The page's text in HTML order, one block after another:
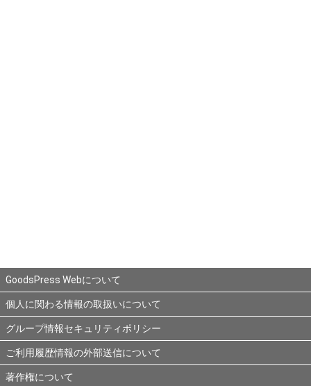
GoodsPress Webについて
個人に関わる情報の取扱いについて
グループ情報セキュリティポリシー
ご利用履歴情報の外部送信について
著作権について